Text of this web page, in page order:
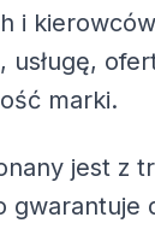
i
usługę,
marki.
jest z
gwarantuje